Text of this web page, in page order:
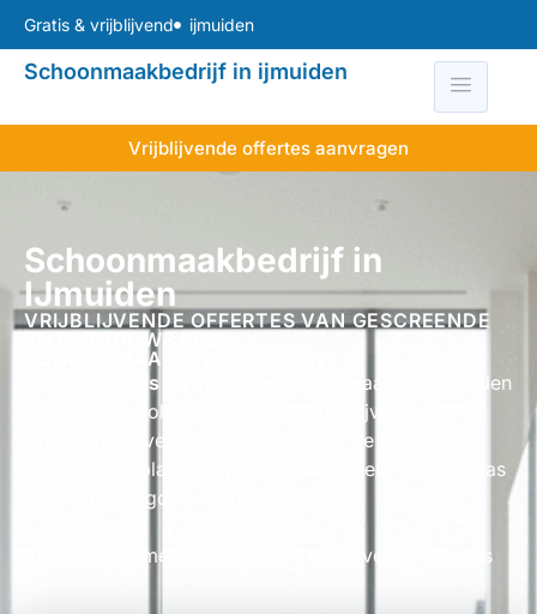
Gratis & vrijblijvend ijmuiden
Schoonmaakbedrijf in ijmuiden
Vrijblijvende offertes aanvragen
Schoonmaakbedrijf in
IJmuiden
VRIJBLIJVENDE OFFERTES VAN GESCREENDE
EN BETROUWBARE
SCHOONMAAKSPECIALISTEN
gratis en vrijblijvend
maximaal 4 voorstellen
op maat van lokale schoonmaakbedrijven in
IJmuiden. Jij vergelijkt op je gemak de uurtarieven,
schoonmaakplannen en beschikbaarheid en kiest pas
als de match goed voelt.
Vraag direct meerdere gratis & vrijblijvende offertes